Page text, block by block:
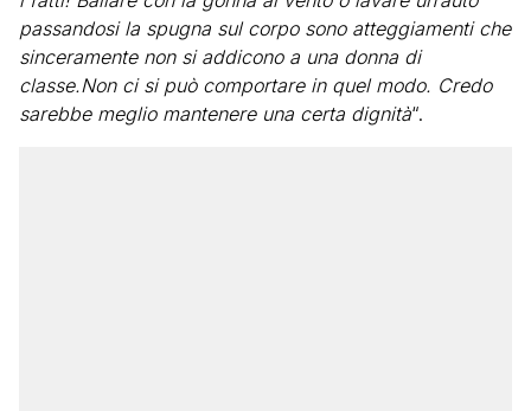
passandosi la spugna sul corpo sono atteggiamenti che
sinceramente non si addicono a una donna di
classe.Non ci si può comportare in quel modo. Credo
sarebbe meglio mantenere una certa dignità“.